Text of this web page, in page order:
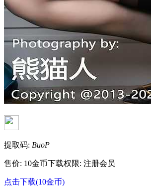
提取码: BuoP
售价: 10金币下载权限: 注册会员
点击下载(10金币)